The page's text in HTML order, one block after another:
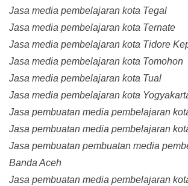
Jasa media pembelajaran kota Tegal
Jasa media pembelajaran kota Ternate
Jasa media pembelajaran kota Tidore
Jasa media pembelajaran kota Tomohon
Jasa media pembelajaran kota Tual
Jasa media pembelajaran kota
Jasa pembuatan media pembelajaran
Jasa pembuatan media pembelajaran
Jasa pembuatan pembuatan media
Banda Aceh
Jasa pembuatan media pembelajaran